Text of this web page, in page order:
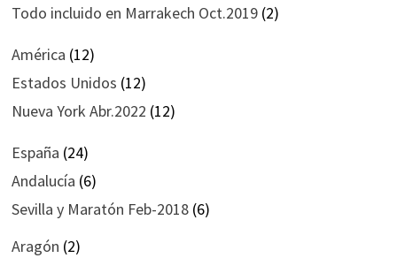
Todo incluido en Marrakech Oct.2019(2)
América (12)
Estados Unidos (12)
Nueva York Abr.2022 (12)
España (24)
Andalucía (6)
Sevilla y Maratón Feb-2018(6)
Aragón (2)